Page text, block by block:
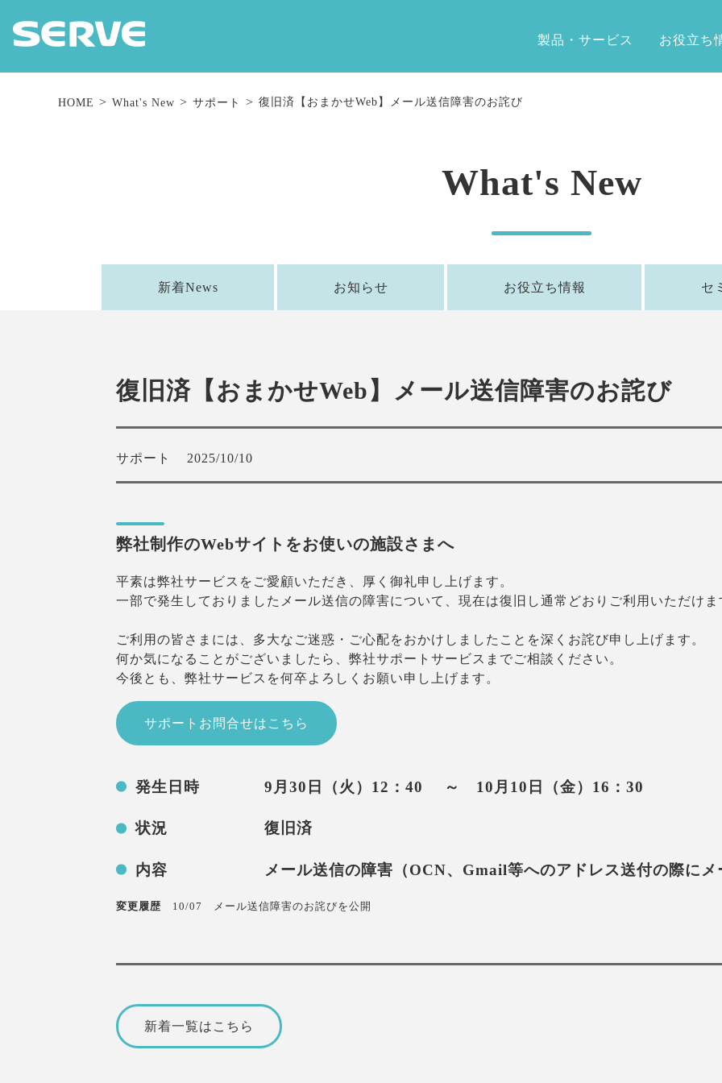
製品・サービス お役立ち
HOME What's New サポート 復旧済【おまかせWeb】メール送信障害のお詫び
What's New
新着News お知らせ お役立ち情報 セ
復旧済【おまかせWeb】メール送信障害のお詫び
サポート 2025/10/10
弊社制作のWebサイトをお使いの施設さまへ
平素は弊社サービスをご愛顧いただき、厚く御礼申し上げます。
一部で発生しておりましたメール送信の障害について、現在は復旧し通常どおりご利用いただけま
ご利用の皆さまには、多大なご迷惑・ご心配をおかけしましたことを深くお詫び申し上げます。
何か気になることがございましたら、弊社サポートサービスまでご相談ください。
今後とも、弊社サービスを何卒よろしくお願い申し上げます。
サポートお問合せはこちら
発生日時 9月30日（火）12：40 ～ 10月10日（金）16：30
状況 復旧済
内容 メール送信の障害（OCN、Gmail等へのアドレス送付の際にメー
変更履歴 10/07 メール送信障害のお詫びを公開
新着一覧はこちら